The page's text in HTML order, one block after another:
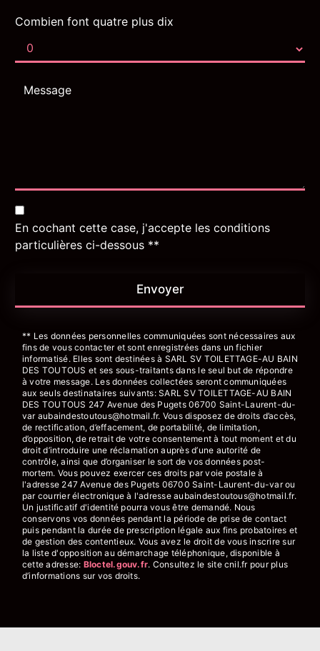
Combien font quatre plus dix
En cochant cette case, j'accepte les conditions
particulières ci-dessous **
Envoyer
** Les données personnelles communiquées sont nécessaires aux
fins de vous contacter et sont enregistrées dans un fichier
informatisé. Elles sont destinées à SARL SV TOILETTAGE-AU BAIN
DES TOUTOUS et ses sous-traitants dans le seul but de répondre
à votre message. Les données collectées seront communiquées
aux seuls destinataires suivants: SARL SV TOILETTAGE-AU BAIN
DES TOUTOUS 247 Avenue des Pugets 06700 Saint-Laurent-du-
var aubaindestoutous@hotmail.fr. Vous disposez de droits d’accès,
de rectification, d’effacement, de portabilité, de limitation,
d’opposition, de retrait de votre consentement à tout moment et du
droit d’introduire une réclamation auprès d’une autorité de
contrôle, ainsi que d’organiser le sort de vos données post-
mortem. Vous pouvez exercer ces droits par voie postale à
l'adresse 247 Avenue des Pugets 06700 Saint-Laurent-du-var ou
par courrier électronique à l'adresse aubaindestoutous@hotmail.fr.
Un justificatif d'identité pourra vous être demandé. Nous
conservons vos données pendant la période de prise de contact
puis pendant la durée de prescription légale aux fins probatoires et
de gestion des contentieux. Vous avez le droit de vous inscrire sur
la liste d'opposition au démarchage téléphonique, disponible à
cette adresse: Bloctel.gouv.fr. Consultez le site cnil.fr pour plus
d’informations sur vos droits.